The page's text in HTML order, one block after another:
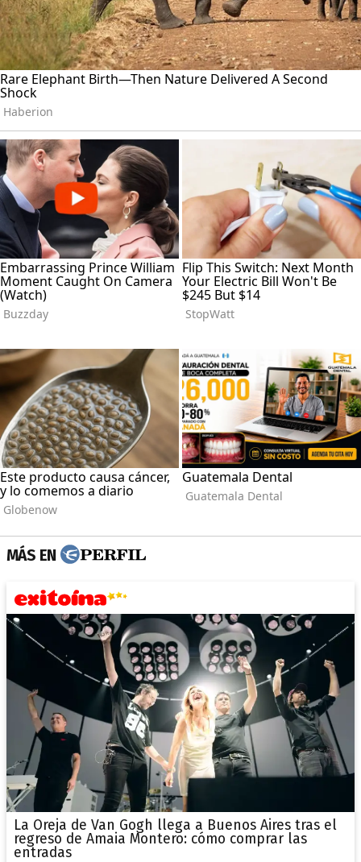
MÁS EN
La Oreja de Van Gogh llega a Buenos Aires tras el
regreso de Amaia Montero: cómo comprar las
entradas